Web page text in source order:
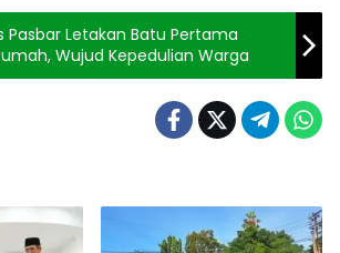
Pasbar Letakan Batu Pertama
Wujud Kepedulian Warga